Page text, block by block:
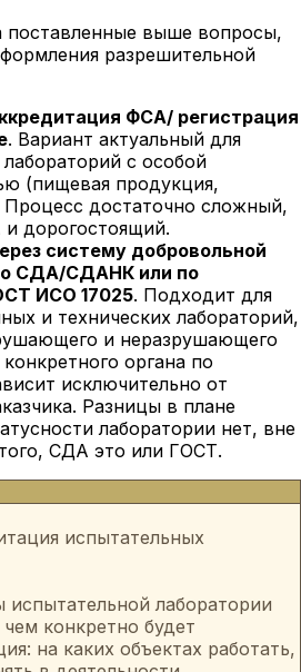
поставленные выше вопросы,
разрешительной
ФСА/ регистрация
. Вариант актуальный для
с особой
(пищевая продукция,
достаточно сложный,
дорогостоящий.
систему добровольной
СДА/СДАНК или по
ИСО 17025. Подходит для
и технических лабораторий,
и неразрушающего
органа по
исключительно от
Разницы в плане
лаборатории нет, вне
СДА это или ГОСТ.
испытательных
испытательной лаборатории
конкретно будет
на каких объектах работать,